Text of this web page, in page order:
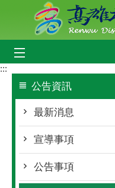
跳到主要內容區塊
:::
公告資訊
最新消息
宣導事項
公告事項